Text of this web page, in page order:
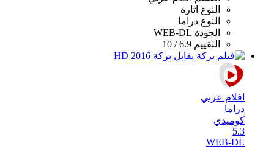
النوع اثارة
النوع دراما
الجودة WEB-DL
التقييم 6.9 / 10
افلام عربي
دراما
كوميدي
5.3
WEB-DL